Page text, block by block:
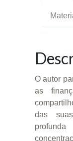
O autor
as
das